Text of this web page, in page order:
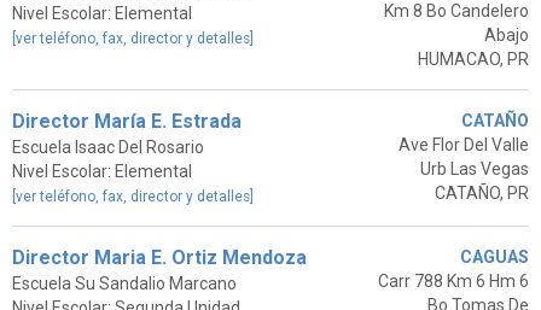
Nivel Escolar: Elemental
[ver teléfono, fax, director y detalles]
Km 8 Bo Candelero
Abajo
HUMACAO, PR
Director María E. Estrada
Escuela Isaac Del Rosario
Nivel Escolar: Elemental
[ver teléfono, fax, director y detalles]
CATAÑO
Ave Flor Del Valle
Urb Las Vegas
CATAÑO, PR
Director Maria E. Ortiz Mendoza
Escuela Su Sandalio Marcano
CAGUAS
Carr 788 Km 6 Hm 6
Bo Tomas De